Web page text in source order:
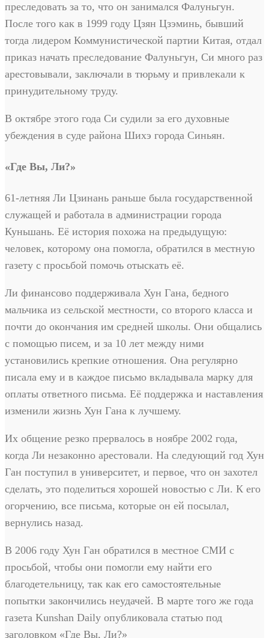
преследовать за то, что он занимался Фалуньгун.
После того как в 1999 году Цзян Цзэминь, бывший
тогда лидером Коммунистической партии Китая, отдал
приказ начать преследование Фалуньгун, Си много раз
арестовывали, заключали в тюрьму и привлекали к
принудительному труду.
В октябре этого года Си судили за его духовные
убеждения в суде района Шихэ города Синьян.
«Где Вы, Ли?»
61-летняя Ли Цзинань раньше была государственной
служащей и работала в администрации города
Куньшань. Её история похожа на предыдущую:
человек, которому она помогла, обратился в местную
газету с просьбой помочь отыскать её.
Ли финансово поддерживала Хун Гана, бедного
мальчика из сельской местности, со второго класса и
почти до окончания им средней школы. Они общались
с помощью писем, и за 10 лет между ними
установились крепкие отношения. Она регулярно
писала ему и в каждое письмо вкладывала марку для
оплаты ответного письма. Её поддержка и наставления
изменили жизнь Хун Гана к лучшему.
Их общение резко прервалось в ноябре 2002 года,
когда Ли незаконно арестовали. На следующий год Хун
Ган поступил в университет, и первое, что он захотел
сделать, это поделиться хорошей новостью с Ли. К его
огорчению, все письма, которые он ей посылал,
вернулись назад.
В 2006 году Хун Ган обратился в местное СМИ с
просьбой, чтобы они помогли ему найти его
благодетельницу, так как его самостоятельные
попытки закончились неудачей. В марте того же года
газета Kunshan Daily опубликовала статью под
заголовком «Где Вы, Ли?»